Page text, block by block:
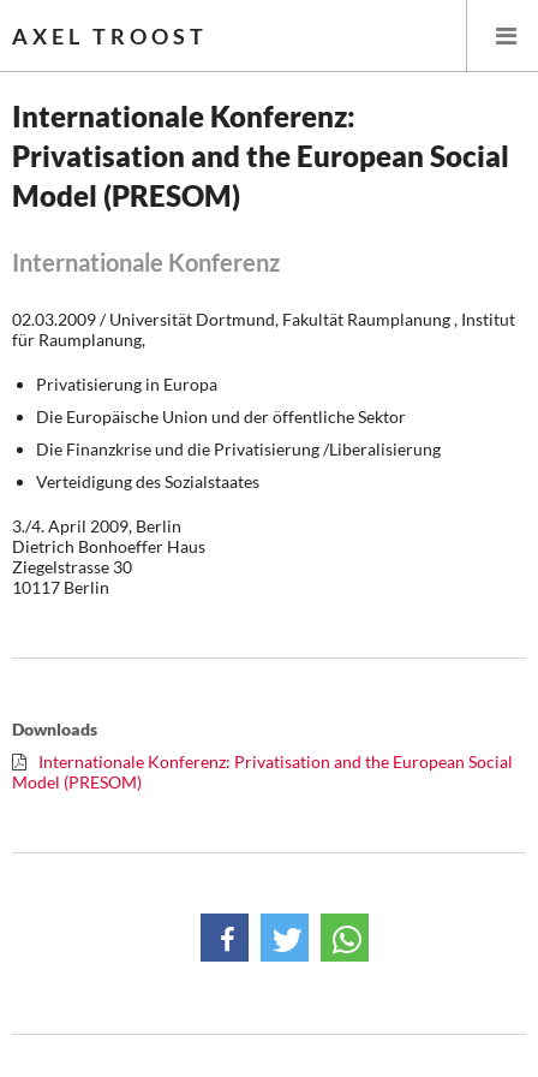
AXEL TROOST
Startseite
Leitlinien linker Wirtschafts- und Finanzpolitik
Wirtschaftspolitik
Steuer- und Finanzpolitik
Öffentliche Infrastruktur und Daseinsvorsorge
Eurokrise und Griechenland
DIE LINKE
Memo-Gruppe
Institut Solidarische Moderne
Rosa-Luxemburg-Stiftung
Internationale Konferenz:
Privatisation and the European Social
Model (PRESOM)
Internationale Konferenz
02.03.2009 / Universität Dortmund, Fakultät Raumplanung , Institut
für Raumplanung,
Privatisierung in Europa
Die Europäische Union und der öffentliche Sektor
Die Finanzkrise und die Privatisierung /Liberalisierung
Verteidigung des Sozialstaates
3./4. April 2009, Berlin
Dietrich Bonhoeffer Haus
Ziegelstrasse 30
10117 Berlin
Downloads
Internationale Konferenz: Privatisation and the European Social
Model (PRESOM)